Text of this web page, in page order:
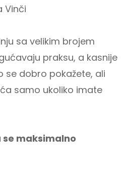
Vinči
sa velikim brojem
praksu, a kasnije
se dobro pokažete, ali
samo ukoliko imate
se maksimalno